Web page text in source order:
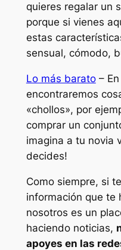
quieres regalar un
porque si vienes
estas
sensual, cómodo,
Lo más barato– En
encontraremos
«chollos», por
comprar un
imagina a tu novia
decides!
Como siempre, si
información que te
nosotros es un
haciendo noticias,
apoyes en las